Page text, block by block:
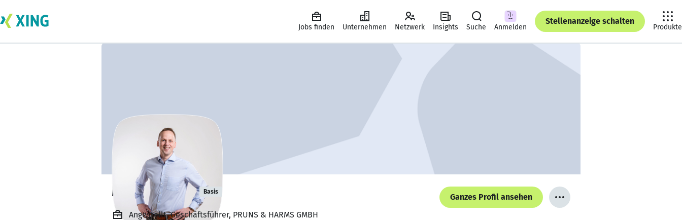
Jobs finden Unternehmen Netzwerk Insights Suche Anmelden
Stellenanzeige schalten
Produkte
Marco Harms Basis
Ganzes Profil ansehen
Angestellt, Geschäftsführer, PRUNS & HARMS GMBH